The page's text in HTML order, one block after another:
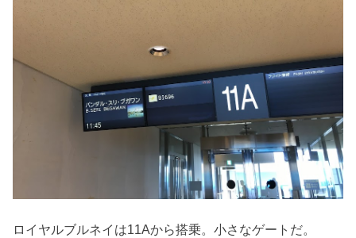
ロイヤルブルネイは11Aから搭乗。小さなゲートだ。